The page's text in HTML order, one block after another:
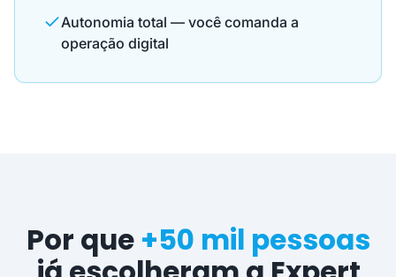
Autonomia total — você comanda a
operação digital
Por que +50 mil pessoas